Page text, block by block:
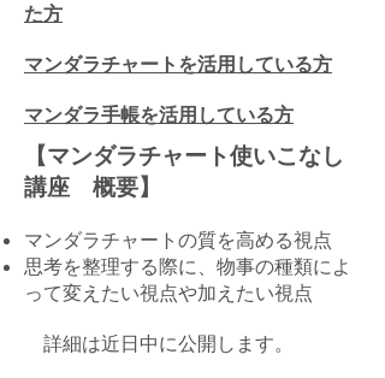
た方
マンダラチャートを活用している方
マンダラ手帳を活用している方
【マンダラチャート使いこなし
講座 概要】
マンダラチャートの質を高める視点
思考を整理する際に、物事の種類によ
って変えたい視点や加えたい視点
​ 詳細は近日中に公開します。